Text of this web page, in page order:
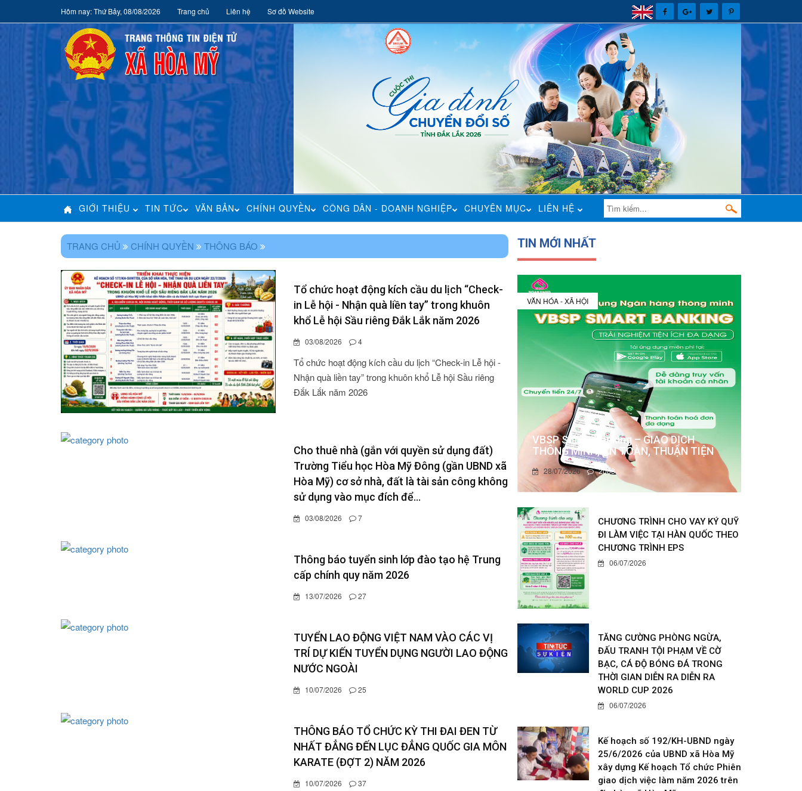
Hôm nay: Thứ Bảy, 08/08/2026 Trang chủ Liên hệ Sơ đồ Website
GIỚI THIỆU TIN TỨC VĂN BẢN CHÍNH QUYỀN CÔNG DÂN - DOANH NGHIỆP CHUYÊN MỤC LIÊN HỆ
TRANG CHỦ CHÍNH QUYỀN THÔNG BÁO
Tổ chức hoạt động kích cầu du lịch “Check-
in Lễ hội - Nhận quà liền tay” trong khuôn
khổ Lễ hội Sầu riêng Đắk Lắk năm 2026
03/08/2026 4
Tổ chức hoạt động kích cầu du lịch “Check-in Lễ hội -
Nhận quà liền tay” trong khuôn khổ Lễ hội Sầu riêng
Đắk Lắk năm 2026
Cho thuê nhà (gắn với quyền sử dụng đất)
Trường Tiểu học Hòa Mỹ Đông (gần UBND xã
Hòa Mỹ) cơ sở nhà, đất là tài sản công không
sử dụng vào mục đích để...
03/08/2026 7
Thông báo tuyển sinh lớp đào tạo hệ Trung
cấp chính quy năm 2026
13/07/2026 27
TUYỂN LAO ĐỘNG VIỆT NAM VÀO CÁC VỊ
TRÍ DỰ KIẾN TUYỂN DỤNG NGƯỜI LAO ĐỘNG
NƯỚC NGOÀI
10/07/2026 25
THÔNG BÁO TỔ CHỨC KỲ THI ĐAI ĐEN TỪ
NHẤT ĐẲNG ĐẾN LỤC ĐẲNG QUỐC GIA MÔN
KARATE (ĐỢT 2) NĂM 2026
10/07/2026 37
TIN MỚI NHẤT
VĂN HÓA - XÃ HỘI
VBSP Smart Banking – GIAO DỊCH
THÔNG MINH, AN TOÀN, THUẬN TIỆN
28/07/2026 2083
CHƯƠNG TRÌNH CHO VAY KÝ QUỸ
ĐI LÀM VIỆC TẠI HÀN QUỐC THEO
CHƯƠNG TRÌNH EPS
06/07/2026
TĂNG CƯỜNG PHÒNG NGỪA,
ĐẤU TRANH TỘI PHẠM VỀ CỜ
BẠC, CÁ ĐỘ BÓNG ĐÁ TRONG
THỜI GIAN DIỄN RA DIỄN RA
WORLD CUP 2026
06/07/2026
Kế hoạch số 192/KH-UBND ngày
25/6/2026 của UBND xã Hòa Mỹ
xây dựng Kế hoạch Tổ chức Phiên
giao dịch việc làm năm 2026 trên